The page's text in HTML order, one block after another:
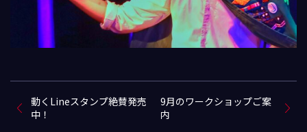
動くLineスタンプ絶賛発売
中！
9月のワークショップご案
内